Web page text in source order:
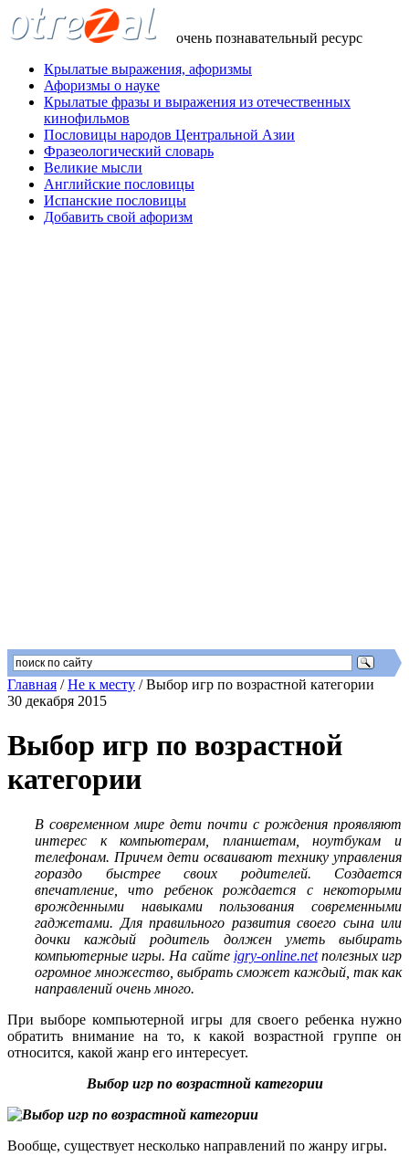
очень познавательный ресурс
Крылатые выражения, афоризмы
Афоризмы о науке
Крылатые фразы и выражения из отечественных
кинофильмов
Пословицы народов Центральной Азии
Фразеологический словарь
Великие мысли
Английские пословицы
Испанские пословицы
Добавить свой афоризм
Главная /Не к месту /Выбор игр по возрастной категории
30 декабря 2015
Выбор игр по возрастной
категории
В современном мире дети почти с рождения проявляют
интерес к компьютерам, планшетам, ноутбукам и
телефонам. Причем дети осваивают технику управления
гораздо быстрее своих родителей. Создается
впечатление, что ребенок рождается с некоторыми
врожденными навыками пользования современными
гаджетами. Для правильного развития своего сына или
дочки каждый родитель должен уметь выбирать
компьютерные игры. На сайте igry-online.netполезных игр
огромное множество, выбрать сможет каждый, так как
направлений очень много.
При выборе компьютерной игры для своего ребенка нужно
обратить внимание на то, к какой возрастной группе он
относится, какой жанр его интересует.
Выбор игр по возрастной категории
Вообще, существует несколько направлений по жанру игры.